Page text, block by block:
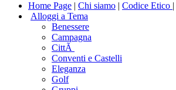
Home Page | Chi siamo | Codice Etico |
Alloggi a Tema
Benessere
Campagna
CittÃ
Conventi e Castelli
Eleganza
Golf